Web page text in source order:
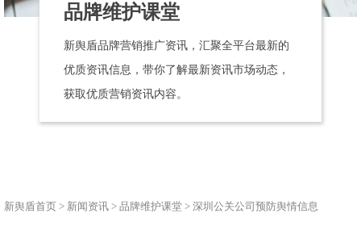
品牌维护课堂
新舆盾品牌营销推广资讯，汇聚全平台最新的
优质资讯信息，带你了解最新资讯市场动态，
获取优质营销资讯内容。
新舆盾首页 > 新闻资讯 > 品牌维护课堂 > 深圳公关公司预防舆情信息